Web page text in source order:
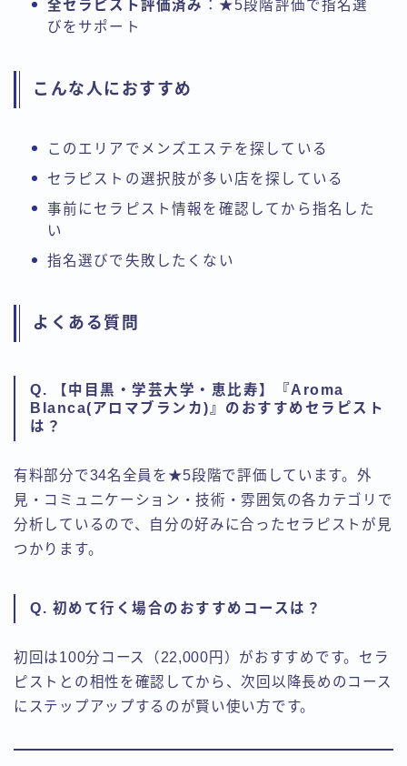
全セラピスト評価済み ：★5段階評価で指名選
びをサポート
こんな人におすすめ
このエリアでメンズエステを探している
セラピストの選択肢が多い店を探している
事前にセラピスト情報を確認してから指名した
い
指名選びで失敗したくない
よくある質問
Q. 【中目黒・学芸大学・恵比寿】『Aroma
Blanca(アロマブランカ)』のおすすめセラピスト
は？
有料部分で34名全員を★5段階で評価しています。外
見・コミュニケーション・技術・雰囲気の各カテゴリで
分析しているので、自分の好みに合ったセラピストが見
つかります。
Q. 初めて行く場合のおすすめコースは？
初回は100分コース（22,000円）がおすすめです。セラ
ピストとの相性を確認してから、次回以降長めのコース
にステップアップするのが賢い使い方です。